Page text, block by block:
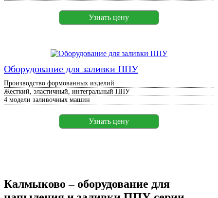
Узнать цену
Оборудование для заливки ППУ
Производство формованных изделий
Жесткий, эластичный, интегральный ППУ
4 модели заливочных машин
Узнать цену
Калмыково – оборудование для